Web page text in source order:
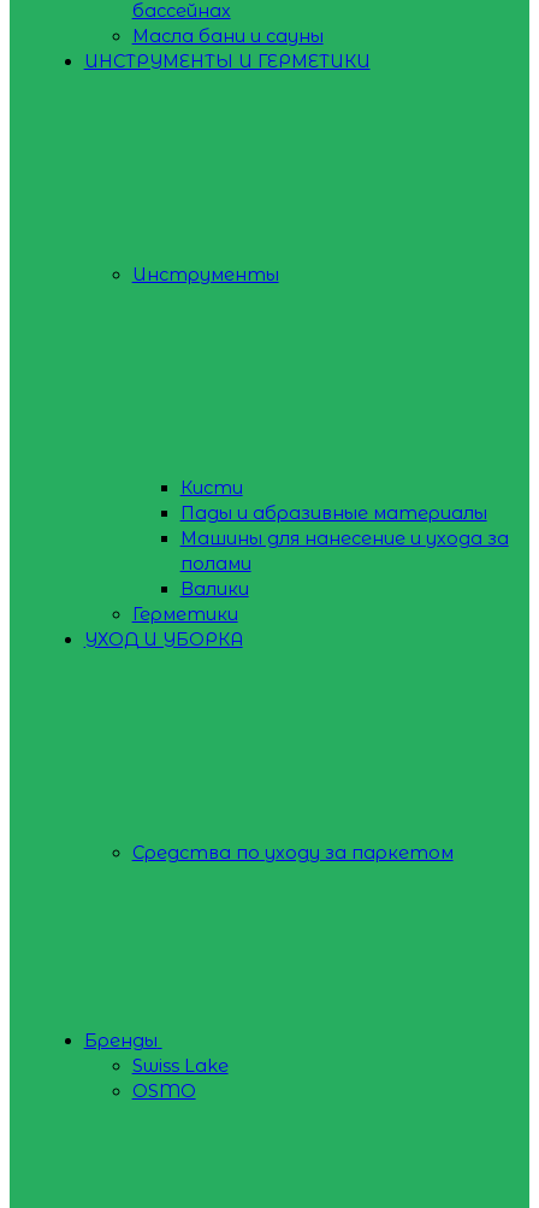
бассейнах
Масла бани и сауны
ИНСТРУМЕНТЫ И ГЕРМЕТИКИ
Инструменты
Кисти
Пады и абразивные материалы
Машины для нанесение и ухода за
полами
Валики
Герметики
УХОД И УБОРКА
Средства по уходу за паркетом
Бренды
Swiss Lake
OSMO